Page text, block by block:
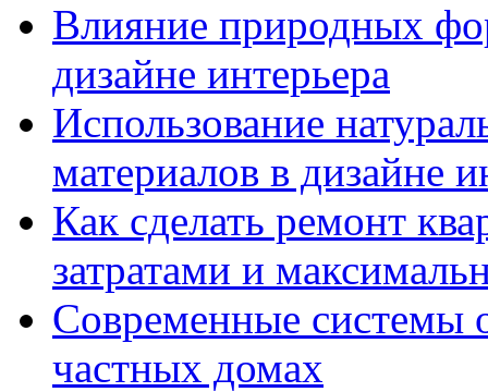
Влияние природных
дизайне интерьера
Использование
материалов в дизайне
Как сделать ремонт
затратами и
Современные системы
частных домах